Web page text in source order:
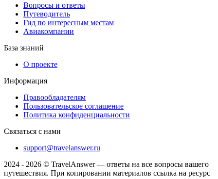
Вопросы и ответы
Путеводитель
Гид по интересным местам
Авиакомпании
База знаний
О проекте
Информация
Правообладателям
Пользовательское соглашение
Политика конфиденциальности
Связаться с нами
support@travelanswer.ru
2024 - 2026 © TravelAnswer — ответы на все вопросы вашего
путешествия. При копировании материалов ссылка на ресурс